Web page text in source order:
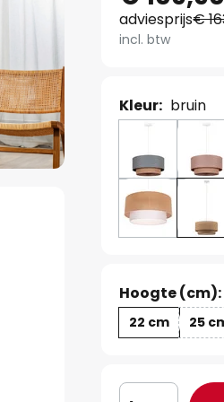
adviesprijs€
incl. btw
Kleur: bruin
Hoogte (cm):
22 cm 25